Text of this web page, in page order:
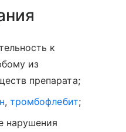
к
из
препарата;
,тромбофлебит;
нарушения